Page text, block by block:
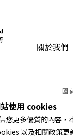
關於我們
國
使用 cookies
您更多優質的內容
以及相關政策更